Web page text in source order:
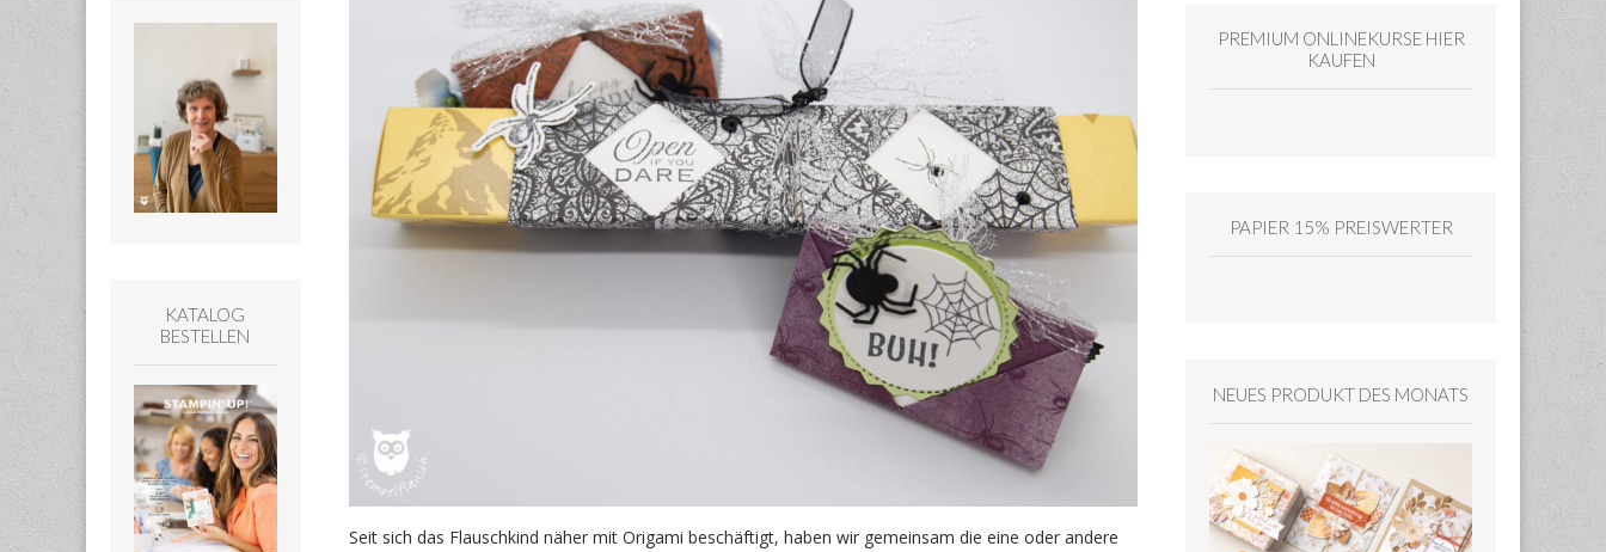
Seit sich das Flauschkind näher mit Origami beschäftigt, haben wir gemeinsam die eine oder andere
KATALOG
BESTELLEN
PREMIUM ONLINEKURSE HIER
KAUFEN
PAPIER 15% PREISWERTER
NEUES PRODUKT DES MONATS